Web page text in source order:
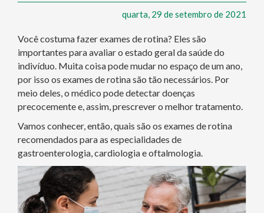
quarta, 29 de setembro de 2021
Você costuma fazer exames de rotina? Eles são
importantes para avaliar o estado geral da saúde do
indivíduo. Muita coisa pode mudar no espaço de um ano,
por isso os exames de rotina são tão necessários. Por
meio deles, o médico pode detectar doenças
precocemente e, assim, prescrever o melhor tratamento.
Vamos conhecer, então, quais são os exames de rotina
recomendados para as especialidades de
gastroenterologia, cardiologia e oftalmologia.